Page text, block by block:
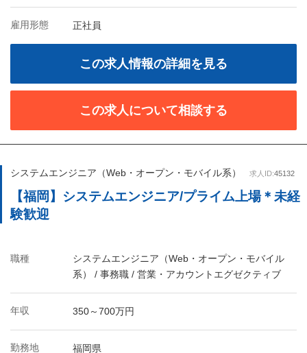
雇用形態 正社員
この求人情報の詳細を見る
この求人について相談する
システムエンジニア（Web・オープン・モバイル系） 求人ID:45132
【福岡】システムエンジニア/プライム上場＊未経
験歓迎
職種
システムエンジニア（Web・オープン・モバイル
系） / 事務職 / 営業・アカウントエグゼクティブ
年収 350～700万円
勤務地 福岡県